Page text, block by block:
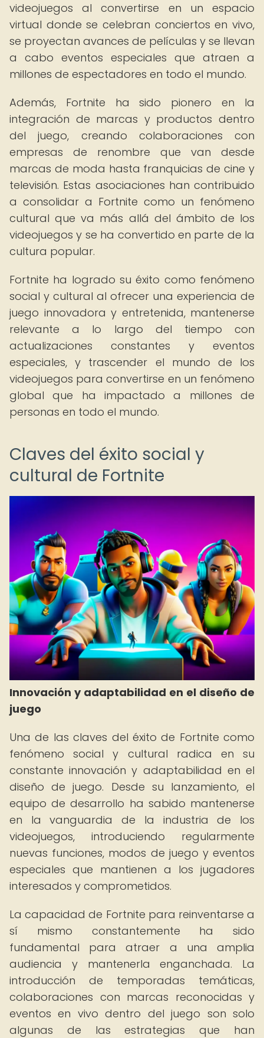
videojuegos al convertirse en un espacio
virtual donde se celebran conciertos en vivo,
se proyectan avances de películas y se llevan
a cabo eventos especiales que atraen a
millones de espectadores en todo el mundo.
Además, Fortnite ha sido pionero en la
integración de marcas y productos dentro
del juego, creando colaboraciones con
empresas de renombre que van desde
marcas de moda hasta franquicias de cine y
televisión. Estas asociaciones han contribuido
a consolidar a Fortnite como un fenómeno
cultural que va más allá del ámbito de los
videojuegos y se ha convertido en parte de la
cultura popular.
Fortnite ha logrado su éxito como fenómeno
social y cultural al ofrecer una experiencia de
juego innovadora y entretenida, mantenerse
relevante a lo largo del tiempo con
actualizaciones constantes y eventos
especiales, y trascender el mundo de los
videojuegos para convertirse en un fenómeno
global que ha impactado a millones de
personas en todo el mundo.
Claves del éxito social y
cultural de Fortnite
Innovación y adaptabilidad en el diseño de
juego
Una de las claves del éxito de Fortnite como
fenómeno social y cultural radica en su
constante innovación y adaptabilidad en el
diseño de juego. Desde su lanzamiento, el
equipo de desarrollo ha sabido mantenerse
en la vanguardia de la industria de los
videojuegos, introduciendo regularmente
nuevas funciones, modos de juego y eventos
especiales que mantienen a los jugadores
interesados y comprometidos.
La capacidad de Fortnite para reinventarse a
sí mismo constantemente ha sido
fundamental para atraer a una amplia
audiencia y mantenerla enganchada. La
introducción de temporadas temáticas,
colaboraciones con marcas reconocidas y
eventos en vivo dentro del juego son solo
algunas de las estrategias que han